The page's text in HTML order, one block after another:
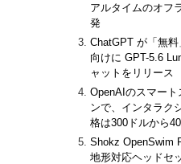
アルタイムのオフ
発
ChatGPT が「無
向けに GPT-5.6
ャットをリリース
OpenAIのスマート
ンで、インタラク
格は300ドルから
Shokz OpenSwim
地形対応ヘッドセ